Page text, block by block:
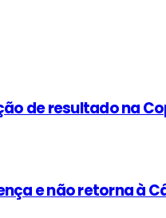
de resultado na
e não retorna à